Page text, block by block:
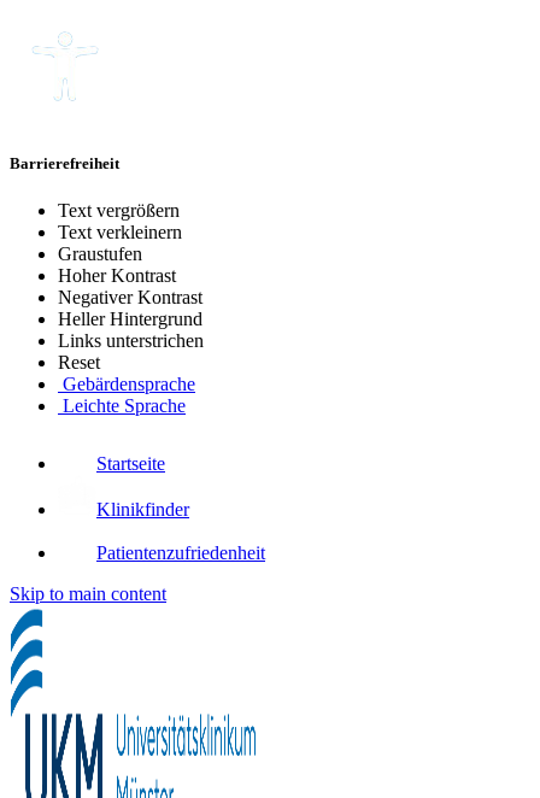
Barrierefreiheit
Text vergrößern
Text verkleinern
Graustufen
Hoher Kontrast
Negativer Kontrast
Heller Hintergrund
Links unterstrichen
Reset
Gebärdensprache
Leichte Sprache
Startseite
Klinikfinder
Patientenzufriedenheit
Skip to main content